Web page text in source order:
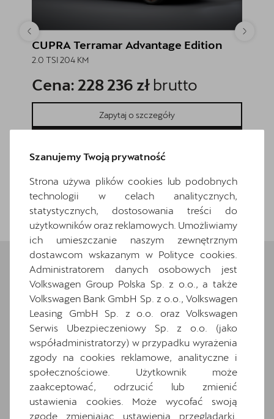
CUPRA Terramar Advantage Edition
2.0 TSI 204 KM
Cena: 228 236 zł brutto
Zapytaj o szczegóły
Wróć do listy
Wybrane elementy
wyposażenia
Ten samochód bazuje na wersji Terramar VZ
Zapoznaj się z wybranymi elementami jego
wyposażenia. O pełną specyfikację zapytaj
dealera.
Wyposażenie standardowe
Szanujemy Twoją prywatność
Strona używa plików cookies lub podobnych
technologii w celach analitycznych,
statystycznych, dostosowania treści do
użytkowników oraz reklamowych. Umożliwiamy
ich umieszczanie naszym zewnętrznym
dostawcom wskazanym w Polityce cookies.
Administratorem danych osobowych jest
Volkswagen Group Polska Sp. z o.o., a także
Volkswagen Bank GmbH Sp. z o.o., Volkswagen
Leasing GmbH Sp. z o.o. oraz Volkswagen
Serwis Ubezpieczeniowy Sp. z o.o. (jako
współadministratorzy) w przypadku wyrażenia
zgody na cookies reklamowe, analityczne i
społecznościowe. Użytkownik może
zaakceptować, odrzucić lub zmienić
ustawienia cookies. Może wycofać swoją
zgodę zmieniając ustawienia przeglądarki.